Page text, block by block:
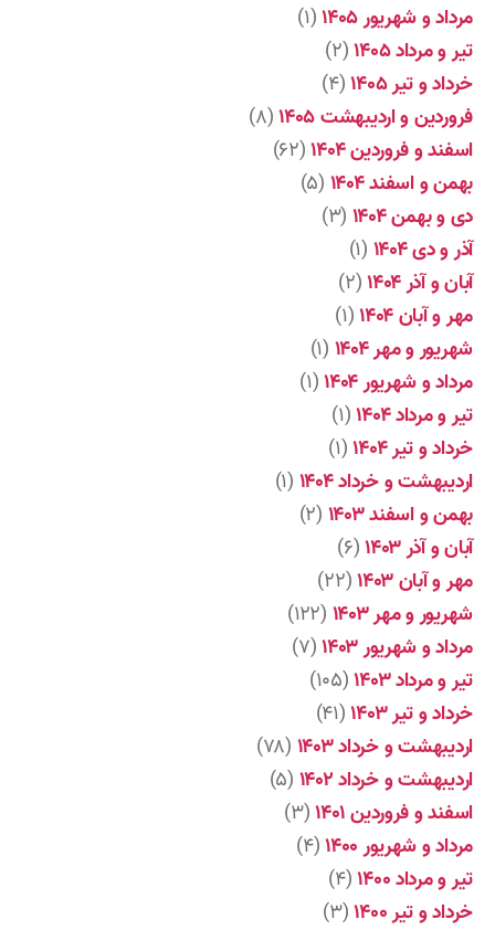
مرداد و شهریور ۱۴۰۵
(۱)
تیر و مرداد ۱۴۰۵
(۲)
خرداد و تیر ۱۴۰۵
(۴)
فروردین و اردیبهشت ۱۴۰۵
(۸)
اسفند و فروردین ۱۴۰۴
(۶۲)
بهمن و اسفند ۱۴۰۴
(۵)
دی و بهمن ۱۴۰۴
(۳)
آذر و دی ۱۴۰۴
(۱)
آبان و آذر ۱۴۰۴
(۲)
مهر و آبان ۱۴۰۴
(۱)
شهریور و مهر ۱۴۰۴
(۱)
مرداد و شهریور ۱۴۰۴
(۱)
تیر و مرداد ۱۴۰۴
(۱)
خرداد و تیر ۱۴۰۴
(۱)
اردیبهشت و خرداد ۱۴۰۴
(۱)
بهمن و اسفند ۱۴۰۳
(۲)
آبان و آذر ۱۴۰۳
(۶)
مهر و آبان ۱۴۰۳
(۲۲)
شهریور و مهر ۱۴۰۳
(۱۲۲)
مرداد و شهریور ۱۴۰۳
(۷)
تیر و مرداد ۱۴۰۳
(۱۰۵)
خرداد و تیر ۱۴۰۳
(۴۱)
اردیبهشت و خرداد ۱۴۰۳
(۷۸)
اردیبهشت و خرداد ۱۴۰۲
(۵)
اسفند و فروردین ۱۴۰۱
(۳)
مرداد و شهریور ۱۴۰۰
(۴)
تیر و مرداد ۱۴۰۰
(۴)
خرداد و تیر ۱۴۰۰
(۳)